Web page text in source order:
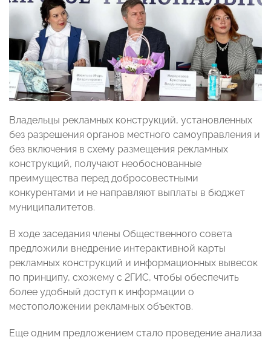
Владельцы рекламных конструкций, установленных
без разрешения органов местного самоуправления и
без включения в схему размещения рекламных
конструкций, получают необоснованные
преимущества перед добросовестными
конкурентами и не направляют выплаты в бюджет
муниципалитетов.
В ходе заседания члены Общественного совета
предложили внедрение интерактивной карты
рекламных конструкций и информационных вывесок
по принципу, схожему с 2ГИС, чтобы обеспечить
более удобный доступ к информации о
местоположении рекламных объектов.
Еще одним предложением стало проведение анализа